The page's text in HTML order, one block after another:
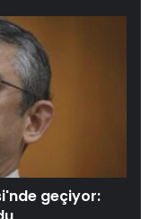
geçiyor: